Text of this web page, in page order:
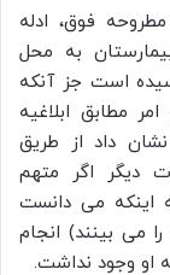
موارد مطروحه فوق، ادله
به محل
است جز آنکه
مطابق ابلاغیه
داد از طریق
دیگر اگر متهم
اینکه می دانست
می بینند) انجام
او وجود نداشت.